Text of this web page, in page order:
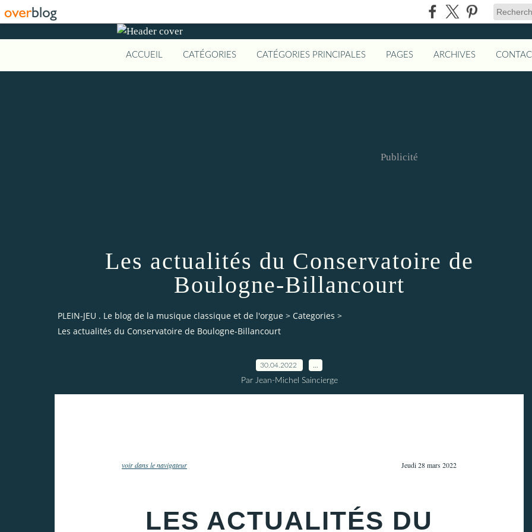
ACCUEIL CATÉGORIES CATÉGORIES PRINCIPALES PAGES ARCHIVES
Publicité
Les actualités du Conservatoire de
Boulogne-Billancourt
PLEIN-JEU . Le blog de la musique classique et de l'orgue > Categories >
Les actualités du Conservatoire de Boulogne-Billancourt
30.04.2022
Par Jean-Michel Saincierge
voir dans le navigateur Jeudi 28 mars 2022
LES ACTUALITÉS DU